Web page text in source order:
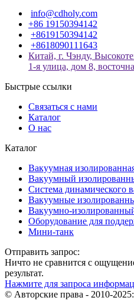
info@cdholy.com
+86 19150394142
+8619150394142
+8618090111643
Китай, г. Чэнду,
1-я улица, дом 8,
Быстрые ссылки
Связаться с нами
Каталог
О нас
Каталог
Вакуумная
Вакуумный
Система динамического
Вакуумные
Вакуумно-
Оборудование для
Мини-танк
Отправить запрос:
Ничто не сравнится с
результат.
Нажмите для запроса
© Авторские права - 2010-